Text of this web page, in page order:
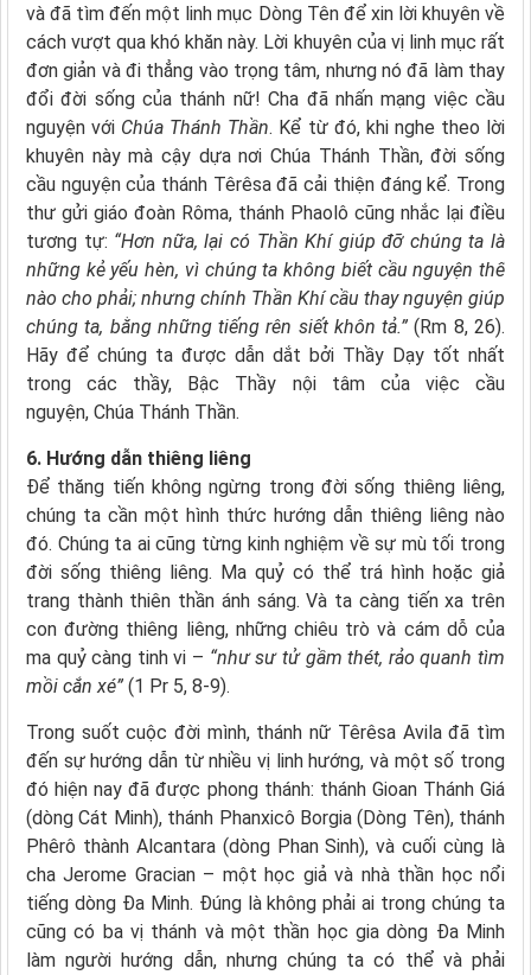
và đã tìm đến một linh mục Dòng Tên để xin lời khuyên về
cách vượt qua khó khăn này. Lời khuyên của vị linh mục rất
đơn giản và đi thẳng vào trọng tâm, nhưng nó đã làm thay
đổi đời sống của thánh nữ! Cha đã nhấn mạng việc cầu
nguyện với Chúa Thánh Thần. Kể từ đó, khi nghe theo lời
khuyên này mà cậy dựa nơi Chúa Thánh Thần, đời sống
cầu nguyện của thánh Têrêsa đã cải thiện đáng kể. Trong
thư gửi giáo đoàn Rôma, thánh Phaolô cũng nhắc lại điều
tương tự: “Hơn nữa, lại có Thần Khí giúp đỡ chúng ta là
những kẻ yếu hèn, vì chúng ta không biết cầu nguyện thế
nào cho phải; nhưng chính Thần Khí cầu thay nguyện giúp
chúng ta, bằng những tiếng rên siết khôn tả.” (Rm 8, 26).
Hãy để chúng ta được dẫn dắt bởi Thầy Dạy tốt nhất
trong các thầy, Bậc Thầy nội tâm của việc cầu
nguyện, Chúa Thánh Thần.
6. Hướng dẫn thiêng liêng
Để thăng tiến không ngừng trong đời sống thiêng liêng,
chúng ta cần một hình thức hướng dẫn thiêng liêng nào
đó. Chúng ta ai cũng từng kinh nghiệm về sự mù tối trong
đời sống thiêng liêng. Ma quỷ có thể trá hình hoặc giả
trang thành thiên thần ánh sáng. Và ta càng tiến xa trên
con đường thiêng liêng, những chiêu trò và cám dỗ của
ma quỷ càng tinh vi – “như sư tử gầm thét, rảo quanh tìm
mồi cắn xé” (1 Pr 5, 8-9).
Trong suốt cuộc đời mình, thánh nữ Têrêsa Avila đã tìm
đến sự hướng dẫn từ nhiều vị linh hướng, và một số trong
đó hiện nay đã được phong thánh: thánh Gioan Thánh Giá
(dòng Cát Minh), thánh Phanxicô Borgia (Dòng Tên), thánh
Phêrô thành Alcantara (dòng Phan Sinh), và cuối cùng là
cha Jerome Gracian – một học giả và nhà thần học nổi
tiếng dòng Đa Minh. Đúng là không phải ai trong chúng ta
cũng có ba vị thánh và một thần học gia dòng Đa Minh
làm người hướng dẫn, nhưng chúng ta có thể và phải